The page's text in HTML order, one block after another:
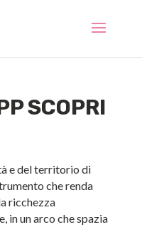
SCOPRI
e del territorio di
che renda
ricchezza
in un arco che spazia